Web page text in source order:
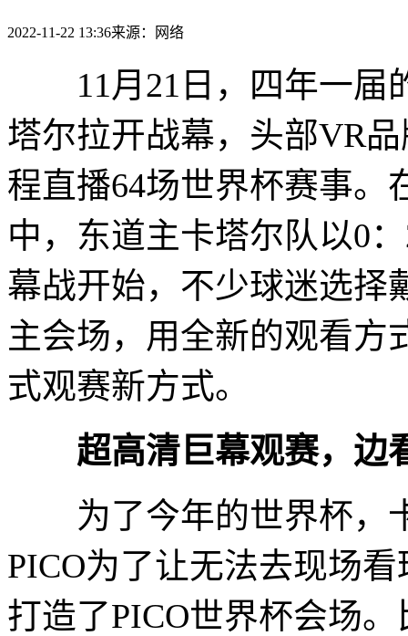
2022-11-22 13:36来源：网络
11月21日，四年一届
塔尔拉开战幕，头部VR
程直播64场世界杯赛事。
中，东道主卡塔尔队以0
幕战开始，不少球迷选择
主会场，用全新的观看方
式观赛新方式。
超高清巨幕观赛，边
为了今年的世界杯，
PICO为了让无法去现场
打造了PICO世界杯会场